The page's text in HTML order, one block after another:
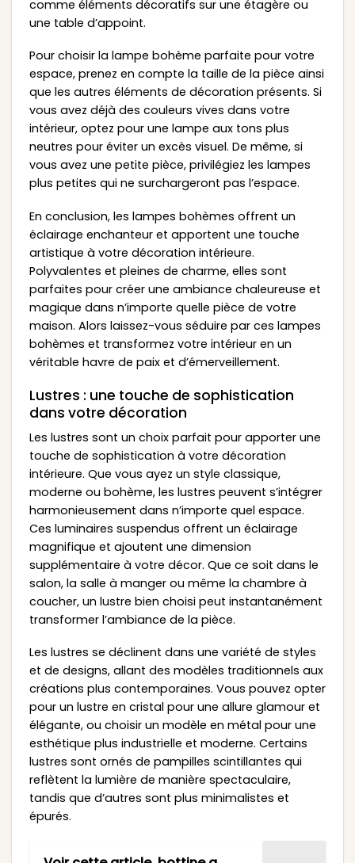
comme éléments décoratifs sur une étagère ou
une table d’appoint.
Pour choisir la lampe bohème parfaite pour votre
espace, prenez en compte la taille de la pièce ainsi
que les autres éléments de décoration présents. Si
vous avez déjà des couleurs vives dans votre
intérieur, optez pour une lampe aux tons plus
neutres pour éviter un excès visuel. De même, si
vous avez une petite pièce, privilégiez les lampes
plus petites qui ne surchargeront pas l’espace.
En conclusion, les lampes bohèmes offrent un
éclairage enchanteur et apportent une touche
artistique à votre décoration intérieure.
Polyvalentes et pleines de charme, elles sont
parfaites pour créer une ambiance chaleureuse et
magique dans n’importe quelle pièce de votre
maison. Alors laissez-vous séduire par ces lampes
bohèmes et transformez votre intérieur en un
véritable havre de paix et d’émerveillement.
Lustres : une touche de sophistication
dans votre décoration
Les lustres sont un choix parfait pour apporter une
touche de sophistication à votre décoration
intérieure. Que vous ayez un style classique,
moderne ou bohème, les lustres peuvent s’intégrer
harmonieusement dans n’importe quel espace.
Ces luminaires suspendus offrent un éclairage
magnifique et ajoutent une dimension
supplémentaire à votre décor. Que ce soit dans le
salon, la salle à manger ou même la chambre à
coucher, un lustre bien choisi peut instantanément
transformer l’ambiance de la pièce.
Les lustres se déclinent dans une variété de styles
et de designs, allant des modèles traditionnels aux
créations plus contemporaines. Vous pouvez opter
pour un lustre en cristal pour une allure glamour et
élégante, ou choisir un modèle en métal pour une
esthétique plus industrielle et moderne. Certains
lustres sont ornés de pampilles scintillantes qui
reflètent la lumière de manière spectaculaire,
tandis que d’autres sont plus minimalistes et
épurés.